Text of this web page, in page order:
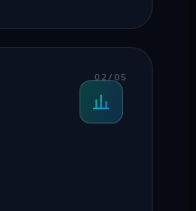
02 / 05